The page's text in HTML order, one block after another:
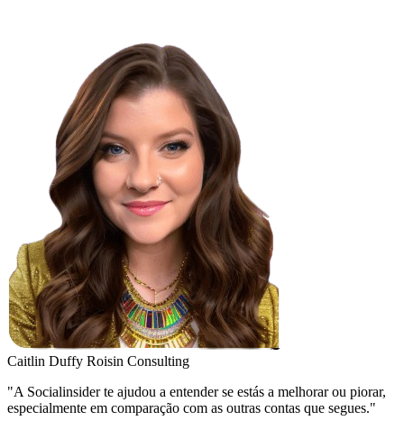
Caitlin Duffy Roisin Consulting
"A Socialinsider te ajudou a entender se estás a melhorar ou piorar,
especialmente em comparação com as outras contas que segues."